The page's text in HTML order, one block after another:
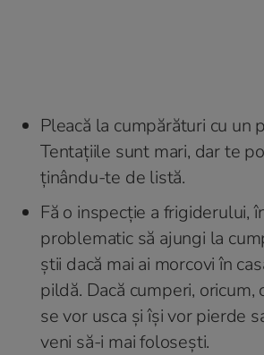
Pleacă la cumpărături cu un
Tentațiile sunt mari, dar te
ținându-te de listă.
Fă o inspecție a frigiderului,
problematic să ajungi la
știi dacă mai ai morcovi în
pildă. Dacă cumperi, oricum,
se vor usca și își vor pierde
veni să-i mai folosești.